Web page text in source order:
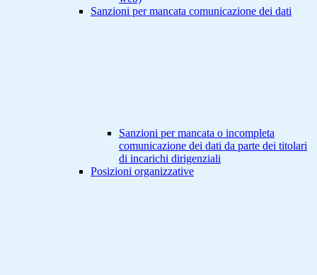
Sanzioni per mancata comunicazione dei dati
Sanzioni per mancata o incompleta
comunicazione dei dati da parte dei titolari
di incarichi dirigenziali
Posizioni organizzative